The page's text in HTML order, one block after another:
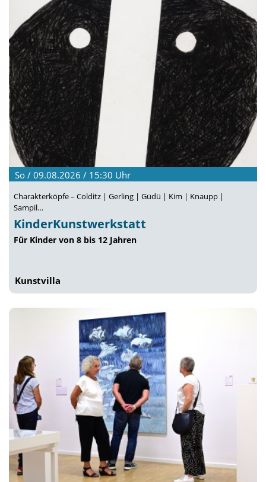
So / 09.08.2026 / 15:30 Uhr
Charakterköpfe – Colditz | Gerling | Güdü | Kim | Knaupp |
Sampil…
KinderKunstwerkstatt
Für Kinder von 8 bis 12 Jahren
Kunstvilla